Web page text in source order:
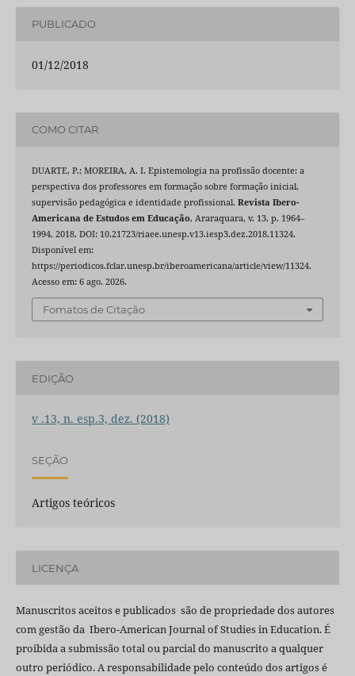
PUBLICADO
01/12/2018
COMO CITAR
DUARTE, P.; MOREIRA, A. I. Epistemologia na profissão docente: a
perspectiva dos professores em formação sobre formação inicial,
supervisão pedagógica e identidade profissional. Revista Ibero-
Americana de Estudos em Educação, Araraquara, v. 13, p. 1964–
1994, 2018. DOI: 10.21723/riaee.unesp.v13.iesp3.dez.2018.11324.
Disponível em:
https://periodicos.fclar.unesp.br/iberoamericana/article/view/11324.
Acesso em: 6 ago. 2026.
Fomatos de Citação
EDIÇÃO
v .13, n. esp.3, dez. (2018)
SEÇÃO
Artigos teóricos
LICENÇA
Manuscritos aceitos e publicados são de propriedade dos autores
com gestão da Ibero-American Journal of Studies in Education. É
proibida a submissão total ou parcial do manuscrito a qualquer
outro periódico. A responsabilidade pelo conteúdo dos artigos é